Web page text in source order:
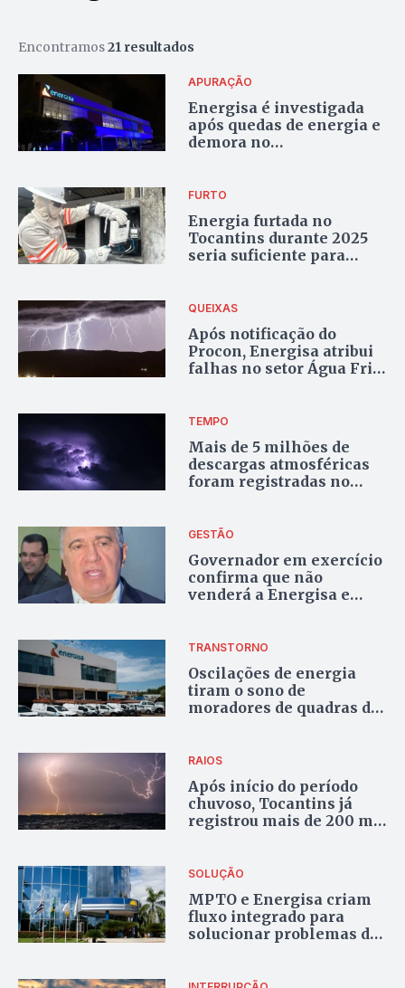
Encontramos21 resultados
APURAÇÃO
Energisa é investigada
após quedas de energia e
demora no
FURTO
Energia furtada no
Tocantins durante 2025
seria suficiente para
QUEIXAS
Após notificação do
Procon, Energisa atribui
falhas no setor Água Fria,
TEMPO
Mais de 5 milhões de
descargas atmosféricas
foram registradas no
GESTÃO
Governador em exercício
confirma que não
venderá a Energisa e
administração de
Wanderlei
TRANSTORNO
Oscilações de energia
tiram o sono de
moradores de quadras da
RAIOS
Após início do período
chuvoso, Tocantins já
registrou mais de 200 mil
SOLUÇÃO
MPTO e Energisa criam
fluxo integrado para
solucionar problemas de